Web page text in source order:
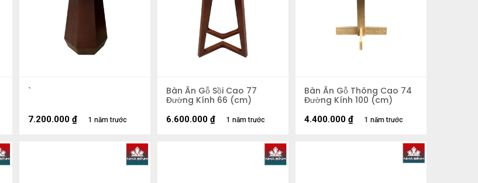
`
1 năm trước
7.200.000 ₫
Bàn Ăn Gỗ Sồi Cao 77
Đường Kính 66 (cm)
1 năm trước
6.600.000 ₫
Bàn Ăn Gỗ Thông Cao 74
Đường Kính 100 (cm)
1 năm trước
4.400.000 ₫